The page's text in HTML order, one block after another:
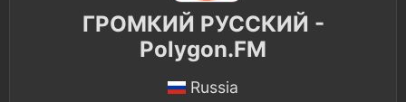
ГРОМКИЙ РУССКИЙ -
Polygon.FM
Russia